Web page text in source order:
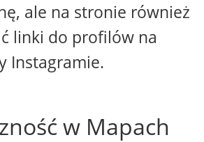
ale na stronie również
linki do profilów na
Instagramie.
w Mapach